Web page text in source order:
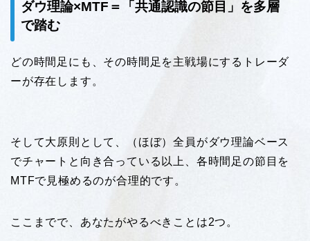
ダウ理論×MTF＝「共通認識の節目」を多層
で踏む
どの時間足にも、その時間足を主戦場にするトレーダ
ーが存在します。
そして大原則として、（ほぼ）全員がダウ理論ベース
でチャートと向き合っている以上、各時間足の節目を
MTFで見極めるのが合理的です。
ここまでで、あなたがやるべきことは2つ。